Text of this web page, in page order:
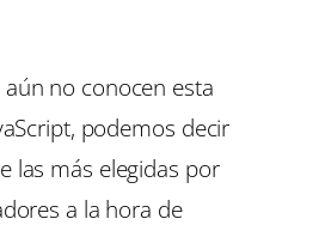
no conocen esta
podemos decir
las más elegidas por
a la hora de